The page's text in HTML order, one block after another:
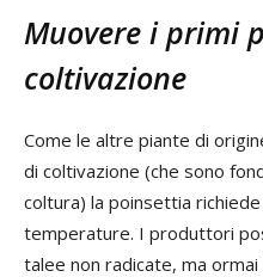
Muovere i primi
coltivazione
Come le altre piante di
di coltivazione (che sono
coltura) la poinsettia
temperature. I produttori
talee non radicate, ma